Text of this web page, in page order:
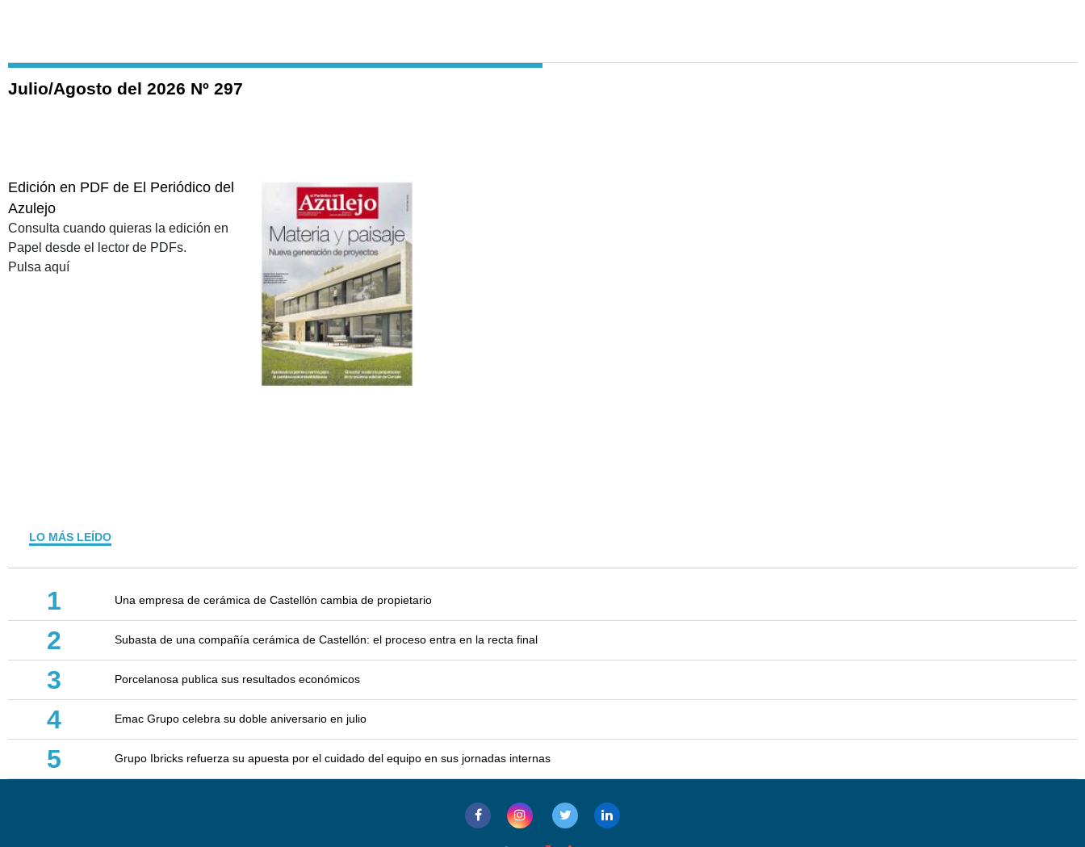
Julio/Agosto del 2026 Nº 297
Edición en PDF de El Periódico del
Azulejo
Consulta cuando quieras la edición en
Papel desde el lector de PDFs.
Pulsa aquí
LO MÁS LEÍDO
1 Una empresa de cerámica de Castellón cambia de propietario
2 Subasta de una compañía cerámica de Castellón: el proceso entra en la recta final
3 Porcelanosa publica sus resultados económicos
4 Emac Grupo celebra su doble aniversario en julio
5 Grupo Ibricks refuerza su apuesta por el cuidado del equipo en sus jornadas internas